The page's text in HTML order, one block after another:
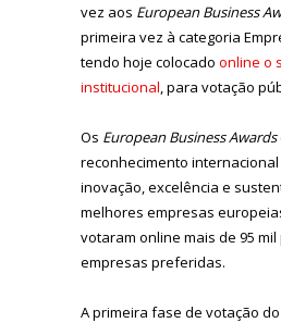
vez aos European Business
primeira vez à categoria
tendo hoje colocado online o
institucional, para votação
Os European Business Awards
reconhecimento
inovação, excelência e
melhores empresas
votaram online mais de 95
empresas preferidas.
A primeira fase de votação